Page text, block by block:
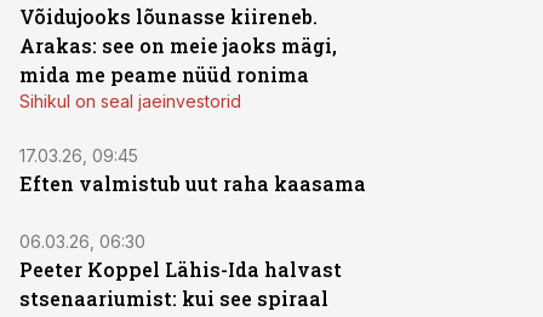
Võidujooks lõunasse kiireneb.
Arakas: see on meie jaoks mägi,
mida me peame nüüd ronima
Sihikul on seal jaeinvestorid
17.03.26, 09:45
Eften valmistub uut raha kaasama
06.03.26, 06:30
Peeter Koppel Lähis-Ida halvast
stsenaariumist: kui see spiraal